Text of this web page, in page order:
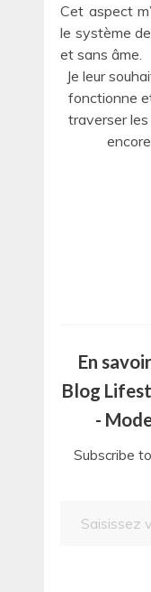
Cet aspect
le système
et sans âme.
Je leur
fonctionne
traverser
En
Blog
-
Subscribe